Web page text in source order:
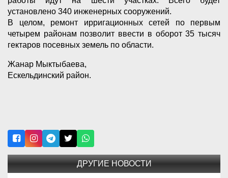
установлено 340 инженерных сооружений.
В целом, ремонт ирригационных сетей по первым
четырем районам позволит ввести в оборот 35 тысяч
гектаров посевных земель по области.
Жанар Мыктыбаева,
Ескельдинский район.
ДРУГИЕ НОВОСТИ